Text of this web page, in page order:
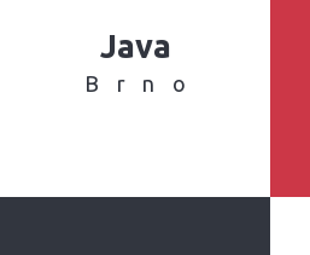
Java
Brno